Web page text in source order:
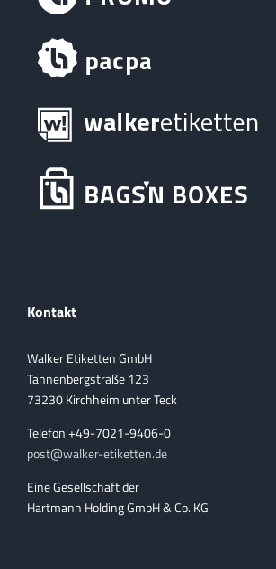
Kontakt
Walker Etiketten GmbH
Tannenbergstraße 123
73230 Kirchheim unter Teck
Telefon +49-7021-9406-0
post@walker-etiketten.de
Eine Gesellschaft der
Hartmann Holding GmbH & Co. KG